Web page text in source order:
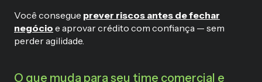
Você consegue prever riscos antes de fechar
negócio e aprovar crédito com confiança — sem
perder agilidade.
O que muda para seu time comercial e